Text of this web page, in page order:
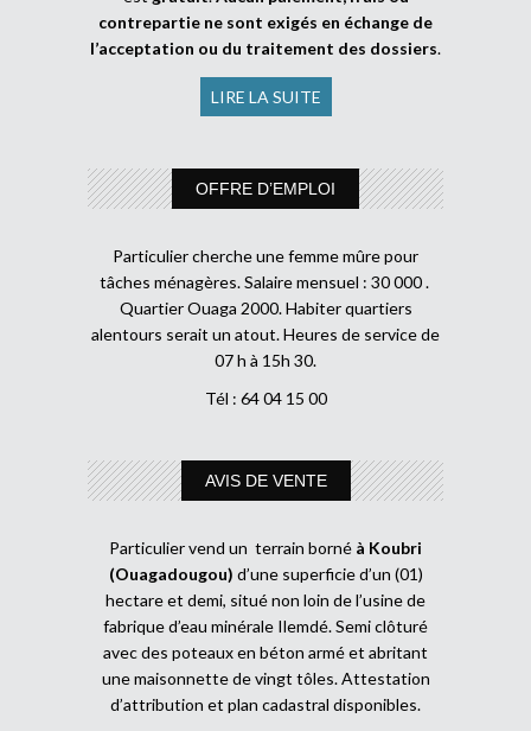
contrepartie ne sont exigés en échange de
l’acceptation ou du traitement des dossiers.
LIRE LA SUITE
OFFRE D’EMPLOI
Particulier cherche une femme mûre pour
tâches ménagères. Salaire mensuel : 30 000 .
Quartier Ouaga 2000. Habiter quartiers
alentours serait un atout. Heures de service de
07 h à 15h 30.
Tél : 64 04 15 00
AVIS DE VENTE
Particulier vend un terrain borné à Koubri
(Ouagadougou) d’une superficie d’un (01)
hectare et demi, situé non loin de l’usine de
fabrique d’eau minérale Ilemdé. Semi clôturé
avec des poteaux en béton armé et abritant
une maisonnette de vingt tôles. Attestation
d’attribution et plan cadastral disponibles.